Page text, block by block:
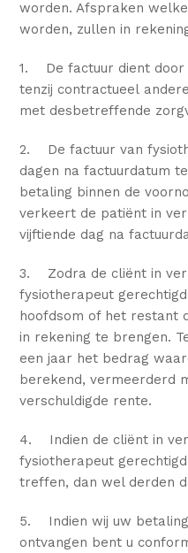
worden. Afspraken
worden, zullen in
1. De factuur dient door
tenzij contractueel
met desbetreffende
2. De factuur van
dagen na factuurdatum
betaling binnen de
verkeert de patiënt in
vijftiende dag na
3. Zodra de cliënt in
fysiotherapeut
hoofdsom of het restant
in rekening te brengen.
een jaar het bedrag
berekend, vermeerderd
verschuldigde rente.
4. Indien de cliënt in
fysiotherapeut
treffen, dan wel derden
5. Indien wij uw
ontvangen bent u